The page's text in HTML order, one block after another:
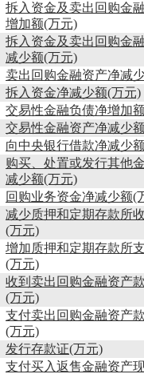
拆入资金及卖出回购金
增加额(万元)
拆入资金及卖出回购金
减少额(万元)
卖出回购金融资产净减
拆入资金净减少额(万元)
交易性金融负债净增加
交易性金融资产净减少
向中央银行借款净减少
购买、处置或发行其他
减少额(万元)
回购业务资金净减少额(
减少质押和定期存款所
(万元)
增加质押和定期存款所
(万元)
收到卖出回购金融资产
(万元)
支付卖出回购金融资产
(万元)
发行存款证(万元)
支付买入返售金融资产